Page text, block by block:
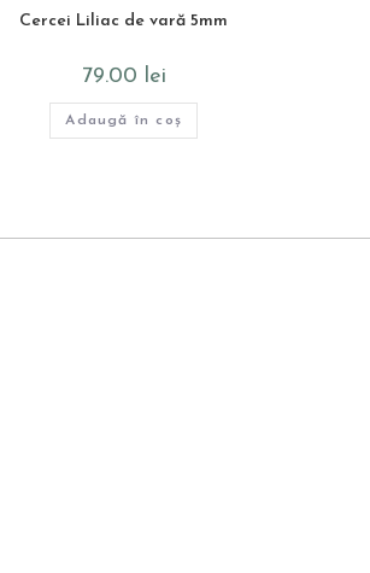
Cercei Liliac de vară 5mm
79.00 lei
Adaugă în coș